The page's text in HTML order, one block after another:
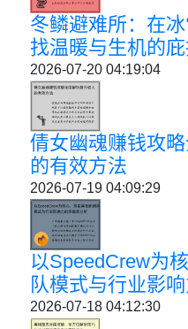
冬鳞避难所：在
找温暖与生机的
2026-07-20 04:19:04
倩女幽魂赚钱攻
的有效方法
2026-07-19 04:09:29
以SpeedCrew为
队模式与行业影
2026-07-18 04:12:30